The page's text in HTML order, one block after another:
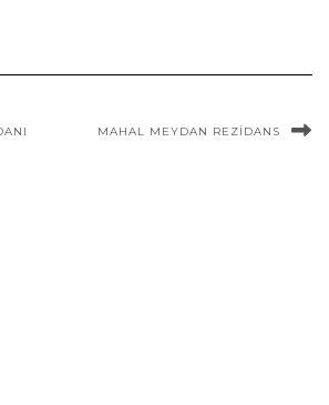
MAHAL MEYDAN REZIDANS